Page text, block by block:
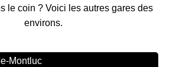
le coin ? Voici les autres gares des
environs.
Montluc